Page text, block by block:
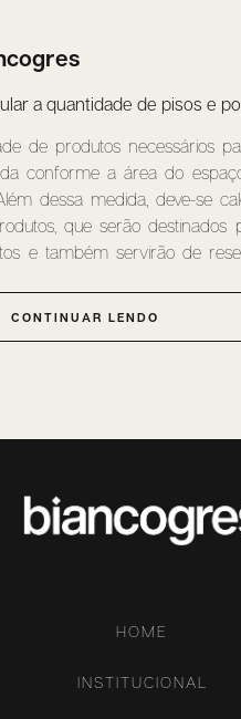
a quantidade de pisos e
de produtos necessários
conforme a área do
dessa medida, deve-se
que serão destinados
e também servirão de
CONTINUAR LENDO
HOME
INSTITUCIONAL